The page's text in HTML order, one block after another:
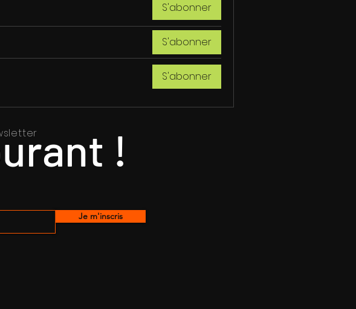
S'abonner
S'abonner
S'abonner
!
Je m'inscris